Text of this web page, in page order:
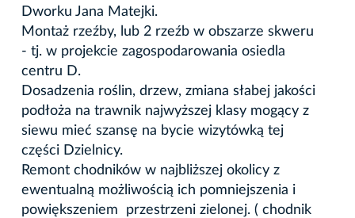
Dworku Jana Matejki.
Montaż rzeźby, lub 2 rzeźb w obszarze skweru
- tj. w projekcie zagospodarowania osiedla
centru D.
Dosadzenia roślin, drzew, zmiana słabej jakości
podłoża na trawnik najwyższej klasy mogący z
siewu mieć szansę na bycie wizytówką tej
części Dzielnicy.
Remont chodników w najbliższej okolicy z
ewentualną możliwością ich pomniejszenia i
powiększeniem przestrzeni zielonej. ( chodnik